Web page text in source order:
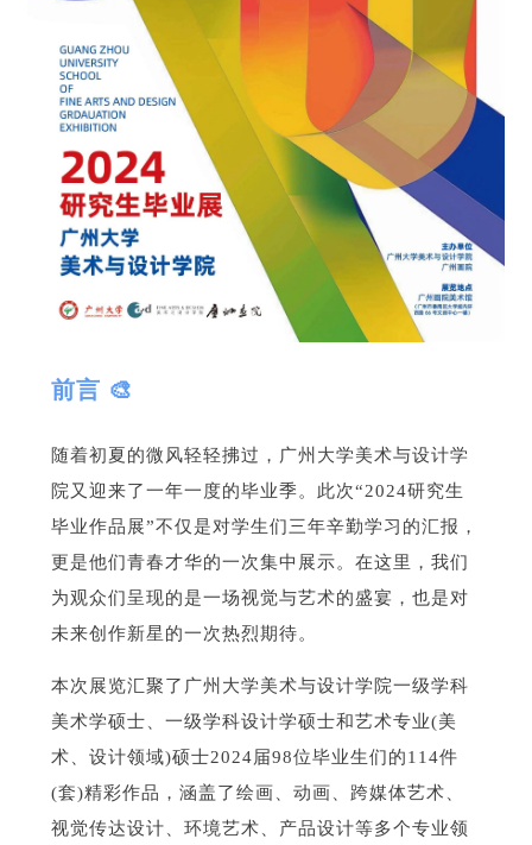
前言 🎨
随着初夏的微风轻轻拂过，广州大学美术与设计学
院又迎来了一年一度的毕业季。此次“2024研究生
毕业作品展”不仅是对学生们三年辛勤学习的汇报，
更是他们青春才华的一次集中展示。在这里，我们
为观众们呈现的是一场视觉与艺术的盛宴，也是对
未来创作新星的一次热烈期待。
本次展览汇聚了广州大学美术与设计学院一级学科
美术学硕士、一级学科设计学硕士和艺术专业(美
术、设计领域)硕士2024届98位毕业生们的114件
(套)精彩作品，涵盖了绘画、动画、跨媒体艺术、
视觉传达设计、环境艺术、产品设计等多个专业领